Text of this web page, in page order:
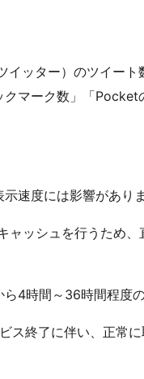
イッター）のツイー
マーク数」「Pocket
速度には影響がありま
ッシュを行うため
4時間～36時間程度
ス終了に伴い、正常